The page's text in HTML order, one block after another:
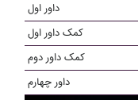
داور اول
کمک داور اول
کمک داور دوم
داور چهارم